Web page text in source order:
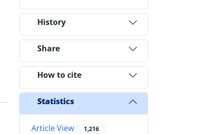
History
Share
How to cite
Statistics
Article View 1,216